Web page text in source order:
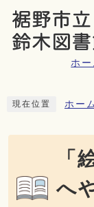
ページの先頭です
ホ
現在位置 ホー
「
へ